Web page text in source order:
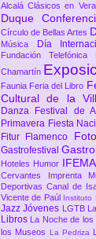
AlcaláClásicos en
Duque
Círculo de Bellas Artes
Música
Día
Fundación Telefónica
Chamartín
Faunia Feria del Libro
Cultural de la
Danza
Festival de
Primavera Fiesta
Fitur Flamenco
Gastrofestival
Hoteles Humor
Cervantes
Imprenta
Deportivas Canal de
Vicente de Paúl
JazzJóvenes LGTB
Libros
La Noche de los
los Museos
La Pedriza